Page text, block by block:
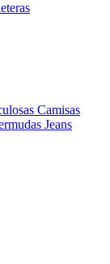
Camisas
Jeans